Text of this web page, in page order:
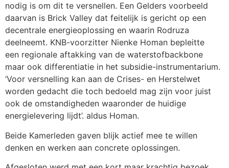
nodig is om dit te versnellen. Een Gelders voorbeeld
daarvan is Brick Valley dat feitelijk is gericht op een
decentrale energieoplossing en waarin Rodruza
deelneemt. KNB-voorzitter Nienke Homan bepleitte
een regionale aftakking van de waterstofbackbone
maar ook differentiatie in het subsidie-instrumentarium.
‘Voor versnelling kan aan de Crises- en Herstelwet
worden gedacht die toch bedoeld mag zijn voor juist
ook de omstandigheden waaronder de huidige
energielevering lijdt’. aldus Homan.
Beide Kamerleden gaven blijk actief mee te willen
denken en werken aan concrete oplossingen.